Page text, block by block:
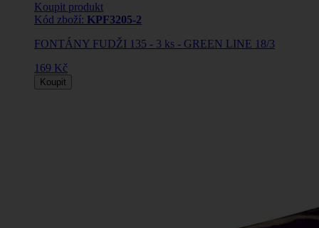
Koupit produkt
Kód zboží: KPF3205-2
FONTÁNY FUDŽI 135 - 3 ks - GREEN LINE 18/3
169 Kč
Koupit